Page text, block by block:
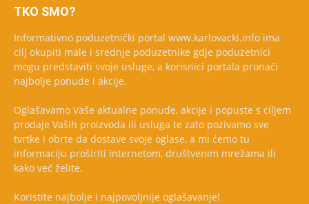
TKO SMO?
Informativno poduzetnički portal www.karlovacki.info ima
cilj okupiti male i srednje poduzetnike gdje poduzetnici
mogu predstaviti svoje usluge, a korisnici portala pronaći
najbolje ponude i akcije.
Oglašavamo Vaše aktualne ponude, akcije i popuste s ciljem
prodaje Vaših proizvoda ili usluga te zato pozivamo sve
tvrtke i obrte da dostave svoje oglase, a mi ćemo tu
informaciju proširiti internetom, društvenim mrežama ili
kako već želite.
Koristite najbolje i najpovoljnije oglašavanje!